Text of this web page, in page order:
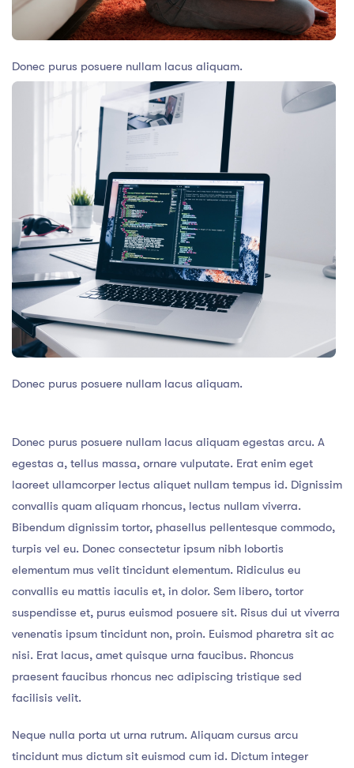
Donec purus posuere nullam lacus aliquam.
Donec purus posuere nullam lacus aliquam.
Donec purus posuere nullam lacus aliquam egestas arcu. A
egestas a, tellus massa, ornare vulputate. Erat enim eget
laoreet ullamcorper lectus aliquet nullam tempus id. Dignissim
convallis quam aliquam rhoncus, lectus nullam viverra.
Bibendum dignissim tortor, phasellus pellentesque commodo,
turpis vel eu. Donec consectetur ipsum nibh lobortis
elementum mus velit tincidunt elementum. Ridiculus eu
convallis eu mattis iaculis et, in dolor. Sem libero, tortor
suspendisse et, purus euismod posuere sit. Risus dui ut viverra
venenatis ipsum tincidunt non, proin. Euismod pharetra sit ac
nisi. Erat lacus, amet quisque urna faucibus. Rhoncus
praesent faucibus rhoncus nec adipiscing tristique sed
facilisis velit.
Neque nulla porta ut urna rutrum. Aliquam cursus arcu
tincidunt mus dictum sit euismod cum id. Dictum integer